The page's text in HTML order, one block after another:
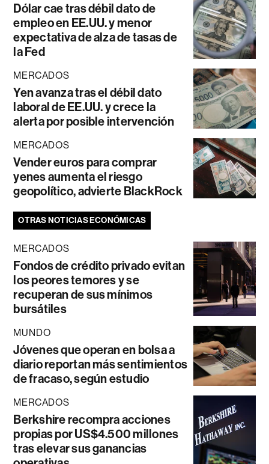
Dólar cae tras débil dato de
empleo en EE.UU. y menor
expectativa de alza de tasas de
la Fed
MERCADOS
Yen avanza tras el débil dato
laboral de EE.UU. y crece la
alerta por posible intervención
MERCADOS
Vender euros para comprar
yenes aumenta el riesgo
geopolítico, advierte BlackRock
OTRAS NOTICIAS ECONÓMICAS
MERCADOS
Fondos de crédito privado evitan
los peores temores y se
recuperan de sus mínimos
bursátiles
MUNDO
Jóvenes que operan en bolsa a
diario reportan más sentimientos
de fracaso, según estudio
MERCADOS
Berkshire recompra acciones
propias por US$4.500 millones
tras elevar sus ganancias